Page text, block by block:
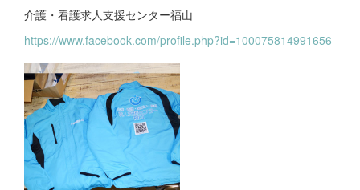
介護・看護求人支援センター福山
https://www.facebook.com/profile.php?id=100075814991656